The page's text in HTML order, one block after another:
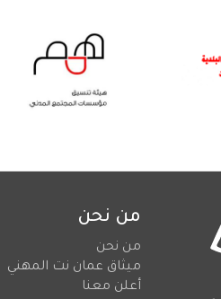
من نحن
من نحن
ميثاق عمان نت المهني
أعلن معنا